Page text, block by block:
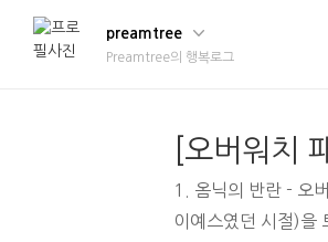
preamtree
Preamtree의 행복로그
1. 옴닉의 반란 - 오
이예스였던 시절)을